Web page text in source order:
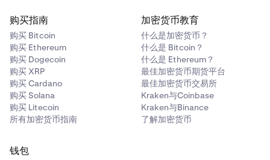
购买指南
购买 Bitcoin
购买 Ethereum
购买 Dogecoin
购买 XRP
购买 Cardano
购买 Solana
购买 Litecoin
所有加密货币指南
加密货币教育
什么是加密货币？
什么是 Bitcoin？
什么是 Ethereum？
最佳加密货币期货平台
最佳加密货币交易所
Kraken与Coinbase
Kraken与Binance
了解加密货币
钱包